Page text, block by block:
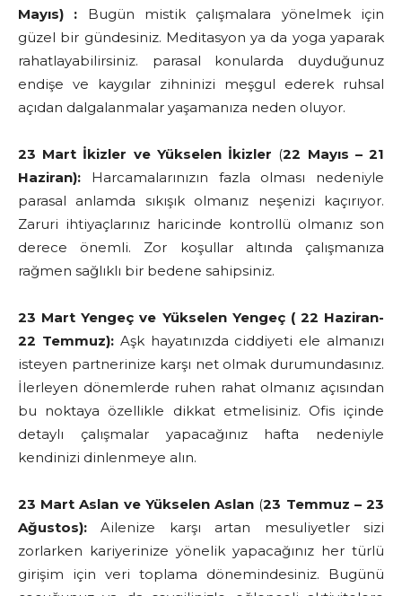
Mayıs) : Bugün mistik çalışmalara yönelmek için
güzel bir gündesiniz. Meditasyon ya da yoga yaparak
rahatlayabilirsiniz. parasal konularda duyduğunuz
endişe ve kaygılar zihninizi meşgul ederek ruhsal
açıdan dalgalanmalar yaşamanıza neden oluyor.
23 Mart İkizler ve Yükselen İkizler (22 Mayıs – 21
Haziran): Harcamalarınızın fazla olması nedeniyle
parasal anlamda
sıkışık olmanız neşenizi kaçırıyor.
Zaruri ihtiyaçlarınız haricinde kontrollü olmanız son
derece önemli. Zor koşullar altında çalışmanıza
rağmen sağlıklı bir bedene sahipsiniz.
23 Mart Yengeç ve Yükselen Yengeç ( 22 Haziran-
22 Temmuz): Aşk hayatınızda ciddiyeti ele almanızı
isteyen partnerinize karşı net olmak durumundasınız.
İlerleyen dönemlerde ruhen rahat olmanız açısından
bu noktaya özellikle dikkat etmelisiniz. Ofis içinde
detaylı çalışmalar yapacağınız hafta nedeniyle
kendinizi dinlenmeye alın.
23 Mart Aslan ve Yükselen Aslan (23 Temmuz – 23
Ağustos):Ailenize karşı artan mesuliyetler sizi
zorlarken kariyerinize yönelik yapacağınız her türlü
girişim için veri toplama dönemindesiniz. Bugünü